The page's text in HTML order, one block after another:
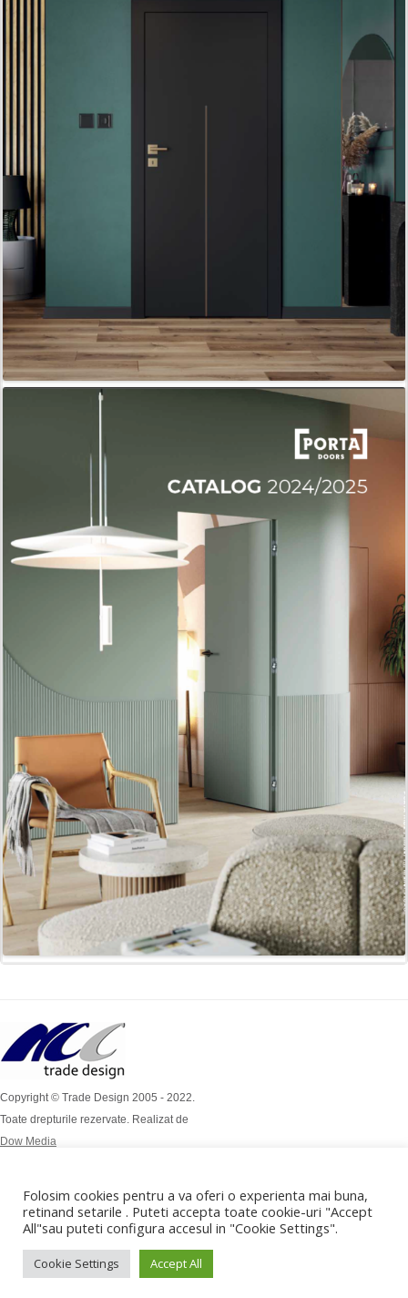
Copyright © Trade Design 2005 - 2022.
Toate drepturile rezervate. Realizat de
Dow Media
Mob: 0732 / 970 192
office@tradedesign.ro ,
vanzari@tradedesign.ro
Folosim cookies pentru a va oferi o experienta mai buna,
retinand setarile . Puteti accepta toate cookie-uri "Accept
All"sau puteti configura accesul in "Cookie Settings".
Cookie Settings Accept All